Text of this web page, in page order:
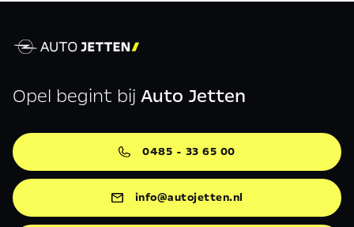
Opel begint bijAuto Jetten
0485 - 33 65 00
info@autojetten.nl